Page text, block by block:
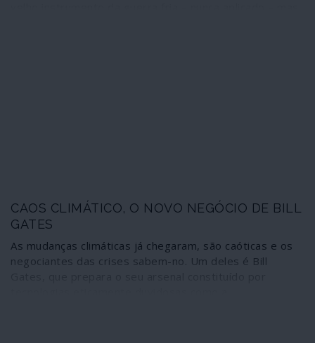
CAOS CLIMÁTICO, O NOVO NEGÓCIO DE BILL
GATES
As mudanças climáticas já chegaram, são caóticas e os
negociantes das crises sabem-no. Um deles é Bill